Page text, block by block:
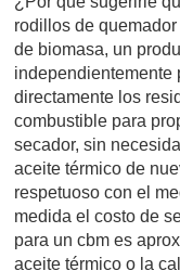
rodillos de
de biomasa, un
independientemente
directamente los
combustible para
secador, sin
aceite térmico de
respetuoso con el
medida el costo de
para un cbm es
aceite térmico o la